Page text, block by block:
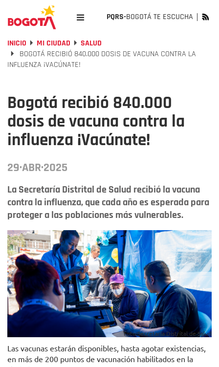
PQRS-BOGOTÁ TE ESCUCHA
INICIO MI CIUDAD
SALUD
BOGOTÁ RECIBIÓ 840.000 DOSIS DE VACUNA CONTRA LA
INFLUENZA ¡VACÚNATE!
Bogotá recibió 840.000
dosis de vacuna contra la
influenza ¡Vacúnate!
29·ABR·2025
La Secretaría Distrital de Salud recibió la vacuna
contra la influenza, que cada año es esperada para
proteger a las poblaciones más vulnerables.
Foto:Secretaría Distrital de Salud
Las vacunas estarán disponibles, hasta agotar existencias,
en más de 200 puntos de vacunación habilitados en la